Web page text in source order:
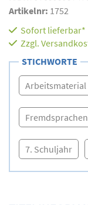
Artikelnr: 1752
Sofort lieferbar*
Zzgl.
STICHWORTE
Fremdsprachen
7. Schuljahr